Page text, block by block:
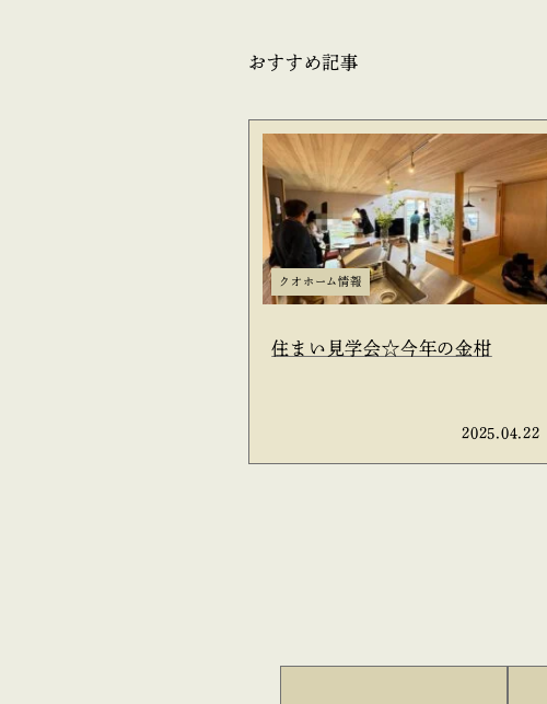
おすすめ記事
クオホーム情報
住まい見学会☆今年の金柑
2025.04.22